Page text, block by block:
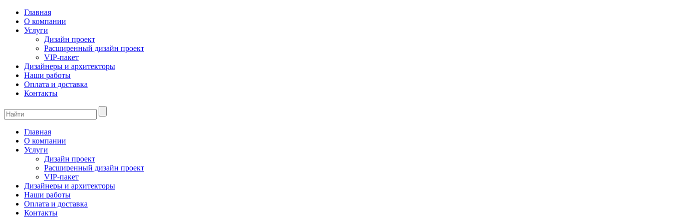
Главная
О компании
Услуги
Дизайн проект
Расширенный дизайн проект
VIP-пакет
Дизайнеры и архитекторы
Наши работы
Оплата и доставка
Контакты
Главная
О компании
Услуги
Дизайн проект
Расширенный дизайн проект
VIP-пакет
Дизайнеры и архитекторы
Наши работы
Оплата и доставка
Контакты